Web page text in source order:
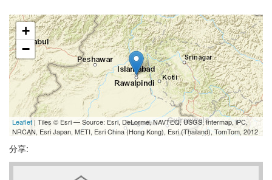
+
−
Leaflet | Tiles © Esri — Source: Esri, DeLorme, NAVTEQ, USGS, Intermap, iPC,
NRCAN, Esri Japan, METI, Esri China (Hong Kong), Esri (Thailand), TomTom, 2012
分享: